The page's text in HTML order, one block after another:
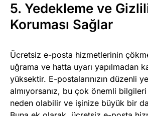
5. Yedekleme ve
Koruması Sağlar
Ücretsiz e-posta hizmetlerinin
uğrama ve hatta uyarı yapılmadan
yüksektir. E-postalarınızın düzenli
almıyorsanız, bu çok önemli
neden olabilir ve işinize büyük bir